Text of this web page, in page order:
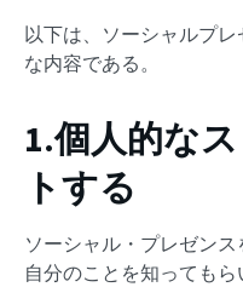
以下は、ソーシャルプ
な内容である。
1.個人的な
トする
ソーシャル・プレゼン
自分のことを知っても